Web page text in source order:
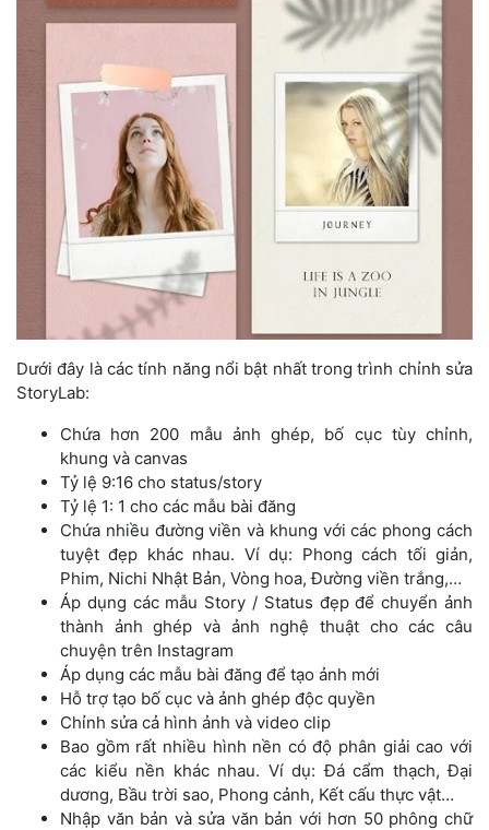
Dưới đây là các tính năng nổi bật nhất trong trình chỉnh sửa
StoryLab:
Chứa hơn 200 mẫu ảnh ghép, bố cục tùy chỉnh,
khung và canvas
Tỷ lệ 9:16 cho status/story
Tỷ lệ 1: 1 cho các mẫu bài đăng
Chứa nhiều đường viền và khung với các phong cách
tuyệt đẹp khác nhau. Ví dụ: Phong cách tối giản,
Phim, Nichi Nhật Bản, Vòng hoa, Đường viền trắng,…
Áp dụng các mẫu Story / Status đẹp để chuyển ảnh
thành ảnh ghép và ảnh nghệ thuật cho các câu
chuyện trên Instagram
Áp dụng các mẫu bài đăng để tạo ảnh mới
Hỗ trợ tạo bố cục và ảnh ghép độc quyền
Chỉnh sửa cả hình ảnh và video clip
Bao gồm rất nhiều hình nền có độ phân giải cao với
các kiểu nền khác nhau. Ví dụ: Đá cẩm thạch, Đại
dương, Bầu trời sao, Phong cảnh, Kết cấu thực vật…
Nhập văn bản và sửa văn bản với hơn 50 phông chữ